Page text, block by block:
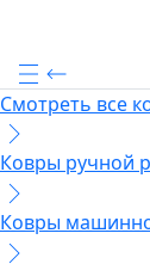
Смотреть все
Ковры ручной
Ковры